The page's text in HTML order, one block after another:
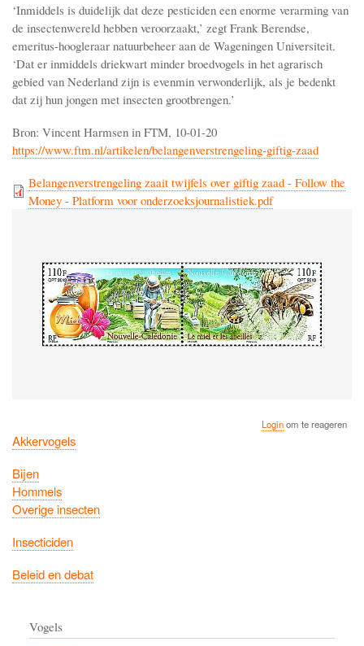
‘Inmiddels is duidelijk dat deze pesticiden een enorme verarming van
de insectenwereld hebben veroorzaakt,’ zegt Frank Berendse,
emeritus-hoogleraar natuurbeheer aan de Wageningen Universiteit.
‘Dat er inmiddels driekwart minder broedvogels in het agrarisch
gebied van Nederland zijn is evenmin verwonderlijk, als je bedenkt
dat zij hun jongen met insecten grootbrengen.’
Bron: Vincent Harmsen in FTM, 10-01-20
https://www.ftm.nl/artikelen/belangenverstrengeling-giftig-zaad
Belangenverstrengeling zaait twijfels over giftig zaad - Follow the
Money - Platform voor onderzoeksjournalistiek.pdf
Loginom te reageren
Akkervogels
Bijen
Hommels
Overige insecten
Insecticiden
Beleid en debat
Vogels